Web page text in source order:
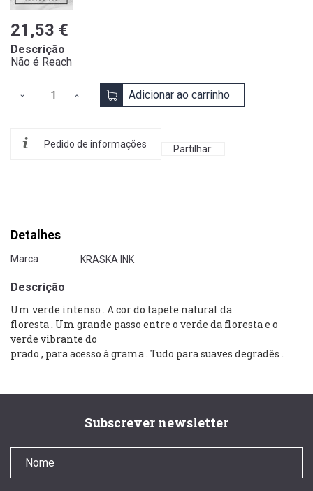
21,53 €
Descrição
Não é Reach
Adicionar ao carrinho
Pedido de informações Partilhar:
Detalhes
Marca KRASKA INK
Descrição
Um verde intenso . A cordo tapete natural da
floresta . Um grande passo entre o verde da floresta e o
verde vibrante do
prado , para acesso à grama . Tudo para suaves degradês .
Subscrever newsletter